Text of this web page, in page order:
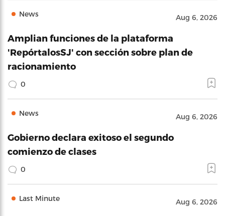
News Aug 6, 2026
Amplian funciones de la plataforma
'RepórtalosSJ' con sección sobre plan de
racionamiento
0
News Aug 6, 2026
Gobierno declara exitoso el segundo
comienzo de clases
0
Last Minute Aug 6, 2026